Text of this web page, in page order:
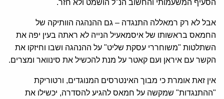
הסעיף המשעמותי והחשוב הנ"ל הושמט ולא חזר.
אבל לא רק רמאללה התנגדה – גם ההנהגה הוותיקה של
החמאס בראשותו של איסמאעיל הנייה לא ראתה בעין יפה את
השתלטות "משוחררי עסקת שליט" על ההנהגה ושבו וחיזקו את
הקשר עם איראן ועם קאטר על מנת להכשיל את סינוואר ומצרים.
אין זאת אומרת כי מבוך האינטרסים המנוגדים, ורטוריקת
"ההתנגדות" שמקשה על חמאס להגיע להסדרה, יכשילו את